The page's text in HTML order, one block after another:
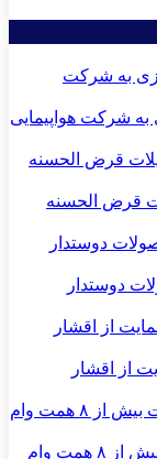
رازی به شرکت هواپیمایی
تسهیلات قرض الحسنه
دوستدار
از اقشار
در چهار ماه نخست ۱۴۰۵ رقم خورد؛ پرداخت بیش از ۸ همت وام